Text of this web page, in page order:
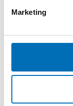
Marketing
ÆLDRE VOKSNE